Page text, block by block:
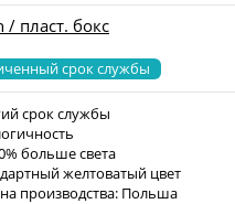
/ пласт. бокс
срок службы
срок службы
больше света
желтоватый цвет
производства: Польша